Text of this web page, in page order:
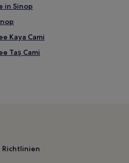
in Sinop
Kaya Cami
Taş Cami
Richtlinien